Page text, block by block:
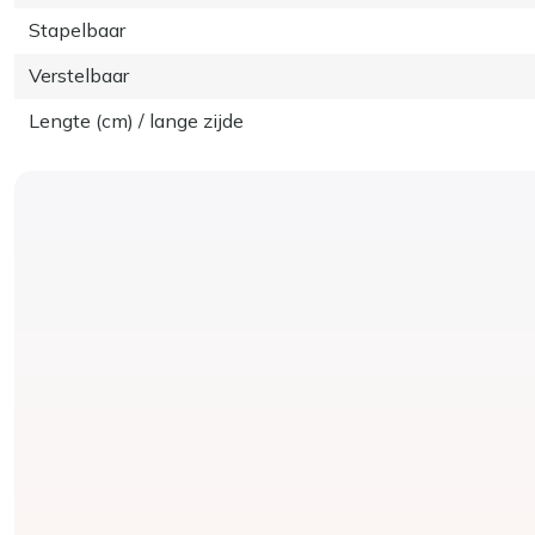
Stapelbaar
Verstelbaar
Lengte (cm) / lange zijde